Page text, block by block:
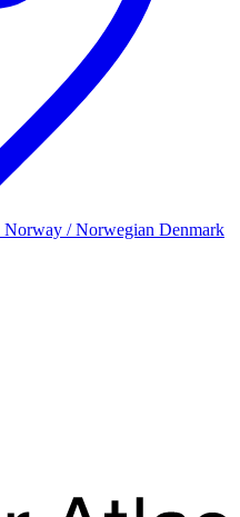
Norway / Norwegian Denmark